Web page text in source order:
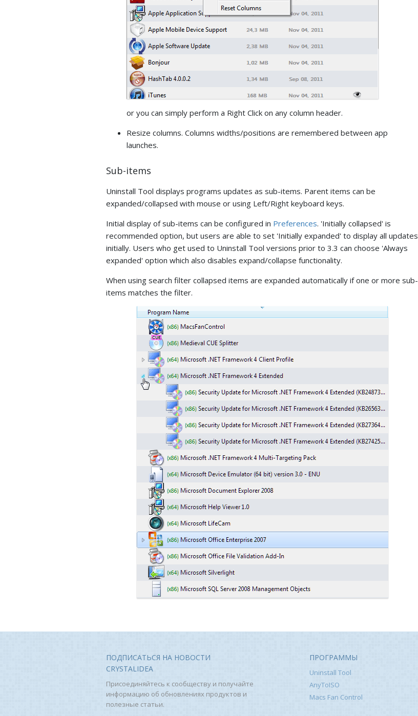
or you can simply perform a Right Click on any column header.
Resize columns. Columns widths/positions are remembered between app
launches.
Sub-items
Uninstall Tool displays programs updates as sub-items. Parent items can be
expanded/collapsed with mouse or using Left/Right keyboard keys.
Initial display of sub-items can be configured in Preferences. 'Initially collapsed' is
recommended option, but users are able to set 'Initially expanded' to display all updates
initially. Users who get used to Uninstall Tool versions prior to 3.3 can choose 'Always
expanded' option which also disables expand/collapse functionality.
When using search filter collapsed items are expanded automatically if one or more sub-
items matches the filter.
ПОДПИСАТЬСЯ НА НОВОСТИ
CRYSTALIDEA
Присоединяйтесь к сообществу и получайте
информацию об обновлениях продуктов и
полезные статьи.
ПРОГРАММЫ
Uninstall Tool
AnyToISO
Macs Fan Control